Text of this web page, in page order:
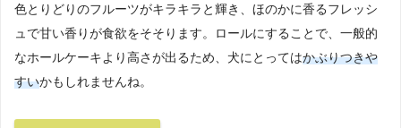
色とりどりのフルーツがキラキラと輝き、ほのかに香るフレッシ
ュで甘い香りが食欲をそそります。ロールにすることで、一般的
なホールケーキより高さが出るため、犬にとってはかぶりつきや
すいかもしれませんね。